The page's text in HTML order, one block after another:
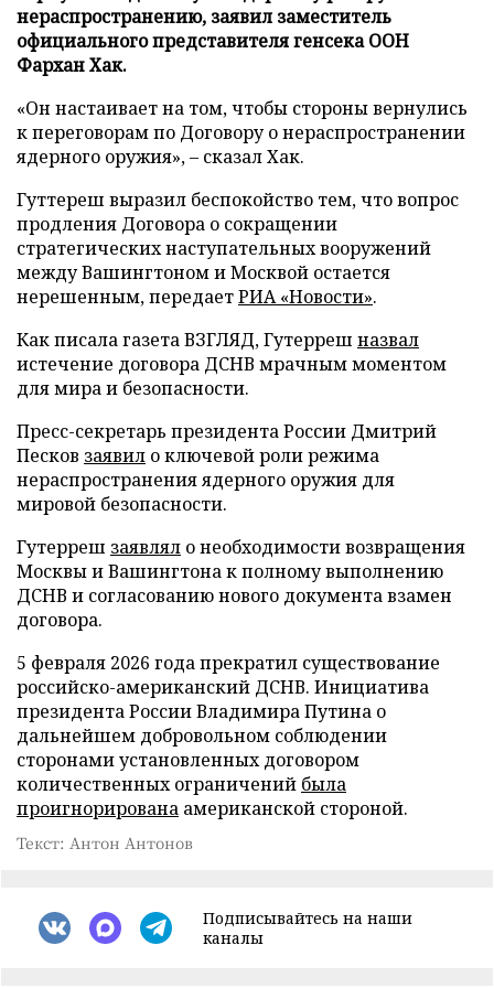
нераспространению, заявил заместитель
официального представителя генсека ООН
Фархан Хак.
«Он настаивает на том, чтобы стороны вернулись
к переговорам по Договору о нераспространении
ядерного оружия», – сказал Хак.
Гуттереш выразил беспокойство тем, что вопрос
продления Договора о сокращении
стратегических наступательных вооружений
между Вашингтоном и Москвой остается
нерешенным, передаетРИА «Новости».
Как писала газета ВЗГЛЯД, Гутерреш назвал
истечение договора ДСНВ мрачным моментом
для мира и безопасности.
Пресс-секретарь президента России Дмитрий
Песков заявил о ключевой роли режима
нераспространения ядерного оружия для
мировой безопасности.
Гутерреш заявлял о необходимости возвращения
Москвы и Вашингтона к полному выполнению
ДСНВ и согласованию нового документа взамен
договора.
5 февраля 2026 года прекратил существование
российско-американский ДСНВ. Инициатива
президента России Владимира Путина о
дальнейшем добровольном соблюдении
сторонами установленных договором
количественных ограничений была
проигнорирована американской стороной.
Текст: Антон Антонов
Подписывайтесь на наши
каналы